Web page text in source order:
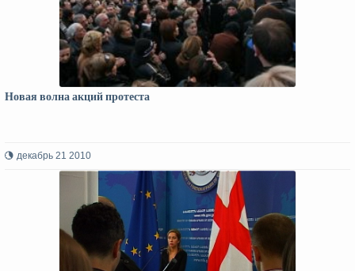
Новая волна акций протеста
декабрь 21 2010